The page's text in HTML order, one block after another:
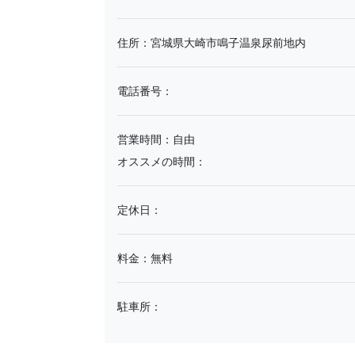
住所：宮城県大崎市鳴子温泉尿前地内
電話番号：
営業時間：自由
オススメの時間：
定休日：
料金：無料
駐車所：